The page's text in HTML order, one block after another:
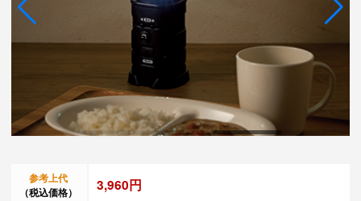
参考上代
（税込価格）
3,960円